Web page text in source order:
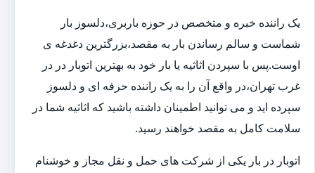
یک راننده خبره و متخصص در حوزه باربری،دلسوز بار
شماست و سالم رساندن بار به مقصد،بزرگترین دغدغه ی
اوست.پس با سپردن اثاثیه یا بار خود به بهترین اتوبار در در
غرب تهران،در واقع آن را به یک راننده حرفه ای و دلسوز
سپرده اید و می توانید اطمینان داشته باشید که اثاثیه شما در
سلامت کامل به مقصد خواهند رسید.
اتوبار در بار یکی از شرکت های حمل و نقل مجاز و خوشنام